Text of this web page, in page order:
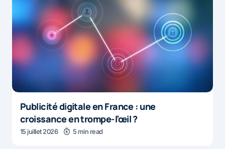
Publicité digitale en France : une
croissance en trompe-l’œil ?
15 juillet 2026 5 min read